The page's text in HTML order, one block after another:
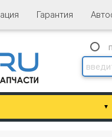
Гарантия
▼